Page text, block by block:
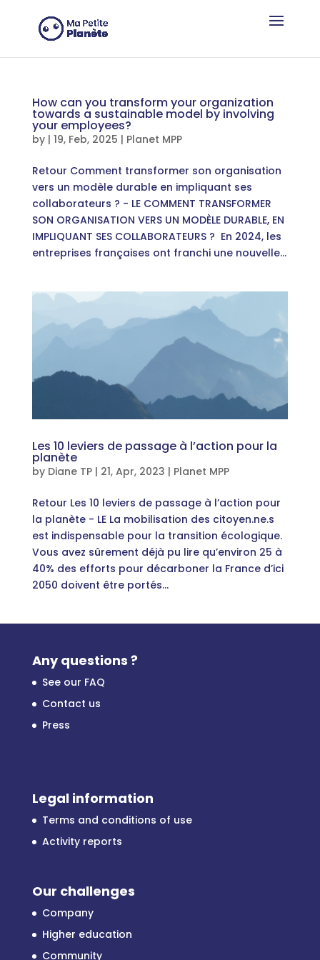
How can you transform your organization
towards a sustainable model by involving
your employees?
by | 19, Feb, 2025 | Planet MPP
Retour Comment transformer son organisation
vers un modèle durable en impliquant ses
collaborateurs ? - LE COMMENT TRANSFORMER
SON ORGANISATION VERS UN MODÈLE DURABLE, EN
IMPLIQUANT SES COLLABORATEURS ? En 2024, les
entreprises françaises ont franchi une nouvelle...
Les 10 leviers de passage à l’action pour la
planète
by Diane TP| 21, Apr, 2023 | Planet MPP
Retour Les 10 leviers de passage à l’action pour
la planète - LE La mobilisation des citoyen.ne.s
est indispensable pour la transition écologique.
Vous avez sûrement déjà pu lire qu’environ 25 à
40% des efforts pour décarboner la France d’ici
2050 doivent être portés...
Any questions ?
See our FAQ
Contact us
Press
Legal information
Terms and conditions of use
Activity reports
Our challenges
Company
Higher education
Community